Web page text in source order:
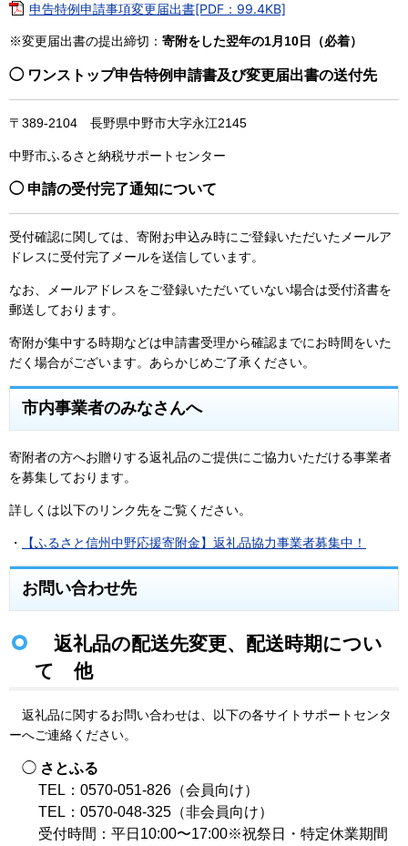
申告特例申請事項変更届出書[PDF：99.4KB]
※変更届出書の提出締切： 寄附をした翌年の1月10日（必着）
◯ ワンストップ申告特例申請書及び変更届出書の送付先
〒389-2104 長野県中野市大字永江2145
中野市ふるさと納税サポートセンター
◯ 申請の受付完了通知について
受付確認に関しては、寄附お申込み時にご登録いただいたメールア
ドレスに受付完了メールを送信しています。
なお、メールアドレスをご登録いただいていない場合は受付済書を
郵送しております。
寄附が集中する時期などは申請書受理から確認までにお時間をいた
だく場合がございます。あらかじめご了承ください。
市内事業者のみなさんへ
寄附者の方へお贈りする返礼品のご提供にご協力いただける事業者
を募集しております。
詳しくは以下のリンク先をご覧ください。
・ 【ふるさと信州中野応援寄附金】返礼品協力事業者募集中！
お問い合わせ先
返礼品の配送先変更、配送時期につい
て 他
返礼品に関するお問い合わせは、以下の各サイトサポートセンタ
ーへご連絡ください。
◯ さとふる
TEL：0570-051-826（会員向け）
TEL：0570-048-325（非会員向け）
受付時間：平日10:00〜17:00※祝祭日・特定休業期間